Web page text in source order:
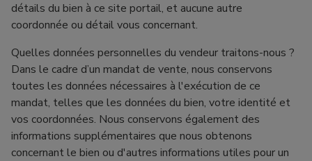
détails du bien à ce site portail, et aucune autre
coordonnée ou détail vous concernant.
Quelles données personnelles du vendeur traitons-nous ?
Dans le cadre d’un mandat de vente, nous conservons
toutes les données nécessaires à l'exécution de ce
mandat, telles que les données du bien, votre identité et
vos coordonnées. Nous conservons également des
informations supplémentaires que nous obtenons
concernant le bien ou d'autres informations utiles pour un